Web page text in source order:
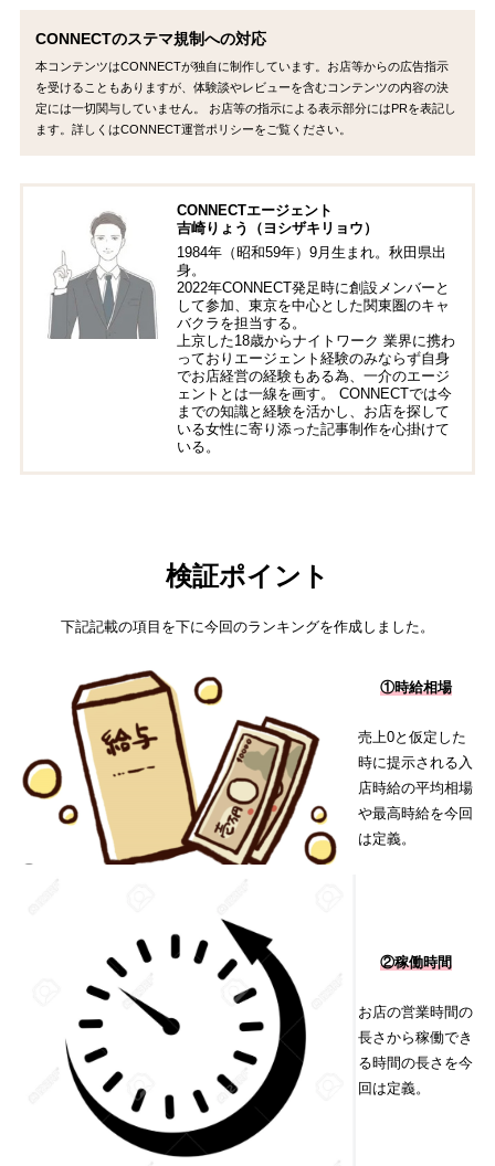
CONNECTのステマ規制への対応
本コンテンツはCONNECTが独自に制作しています。お店等からの広告指示
を受けることもありますが、体験談やレビューを含むコンテンツの内容の決
定には一切関与していません。 お店等の指示による表示部分にはPRを表記し
ます。詳しくはCONNECT運営ポリシーをご覧ください。
CONNECTエージェント
吉崎りょう（ヨシザキリョウ）
1984年（昭和59年）9月生まれ。秋田県出
身。
2022年CONNECT発足時に創設メンバーと
して参加、東京を中心とした関東圏のキャ
バクラを担当する。
上京した18歳からナイトワーク 業界に携わ
っておりエージェント経験のみならず自身
でお店経営の経験もある為、一介のエージ
ェントとは一線を画す。 CONNECTでは今
までの知識と経験を活かし、お店を探して
いる女性に寄り添った記事制作を心掛けて
いる。
検証ポイント
下記記載の項目を下に今回のランキングを作成しました。
①時給相場
売上0と仮定した
時に提示される入
店時給の平均相場
や最高時給を今回
は定義。
②稼働時間
お店の営業時間の
長さから稼働でき
る時間の長さを今
回は定義。